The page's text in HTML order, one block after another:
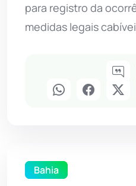
para registro da
medidas legais
Bahia